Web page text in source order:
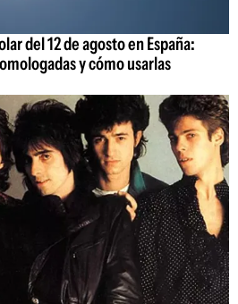
del 12 de agosto en España:
y cómo usarlas